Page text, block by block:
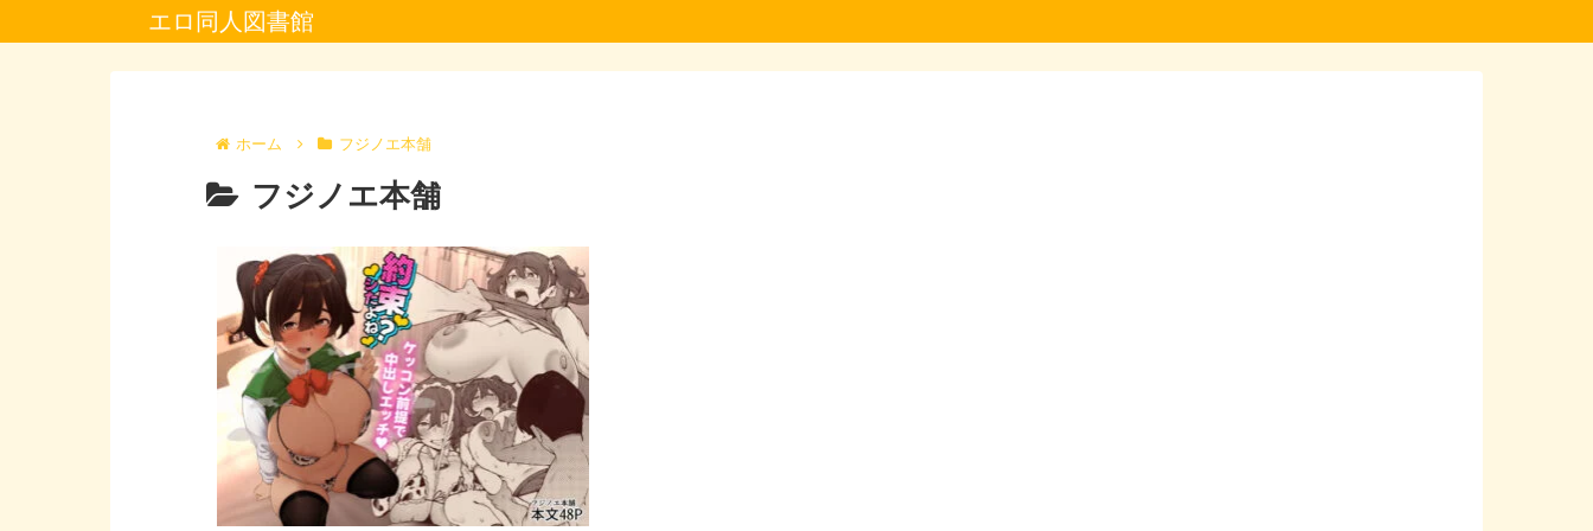
エロ同人図書館
ホーム フジノエ本舗
フジノエ本舗